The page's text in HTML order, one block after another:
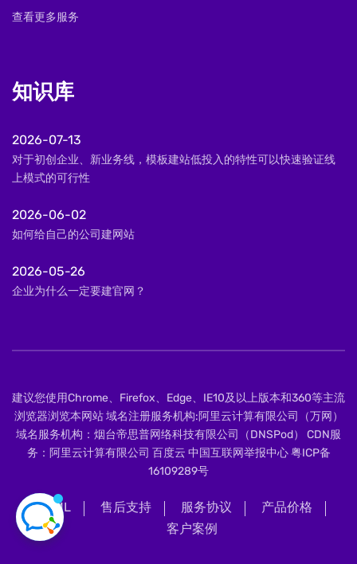
查看更多服务
知识库
2026-07-13
对于初创企业、新业务线，模板建站低投入的特性可以快速验证线
上模式的可行性
2026-06-02
如何给自己的公司建网站
2026-05-26
企业为什么一定要建官网？
建议您使用Chrome、Firefox、Edge、IE10及以上版本和360等主流
浏览器浏览本网站 域名注册服务机构:阿里云计算有限公司（万网）
域名服务机构：烟台帝思普网络科技有限公司（DNSPod） CDN服
务：阿里云计算有限公司 百度云 中国互联网举报中心粤ICP备
16109289号
XML 售后支持 服务协议
产品价格
客户案例